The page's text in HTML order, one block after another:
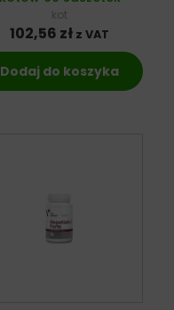
kot
102,56 zł z VAT
Dodaj do koszyka